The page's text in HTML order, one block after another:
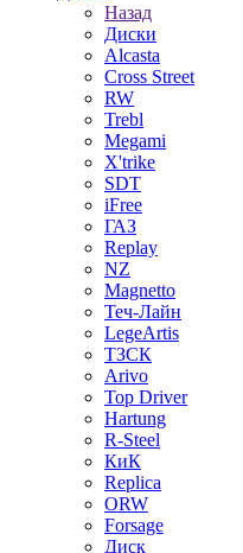
Назад
Диски
Alcasta
Cross Street
RW
Trebl
Megami
X'trike
SDT
iFree
ГАЗ
Replay
NZ
Magnetto
Теч-Лайн
LegeArtis
ТЗСК
Arivo
Top Driver
Hartung
R-Steel
КиК
Replica
ORW
Forsage
Диск